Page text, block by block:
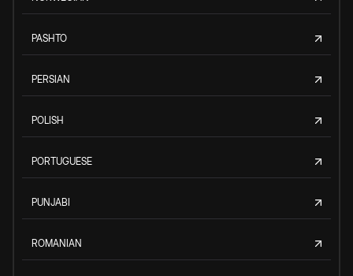
PASHTO
PERSIAN
POLISH
PORTUGUESE
PUNJABI
ROMANIAN